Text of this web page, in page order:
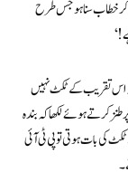
خطاب سنا ہو جس طرح
کہ اس تقریب کے ٹکٹ نہیں
طنز کرتے ہوئے لکھا کہ بندہ
کی بات ہوتی تو پی ٹی آئی